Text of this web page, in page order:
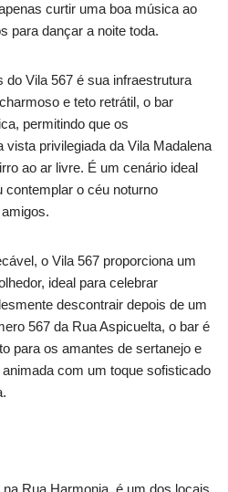
curtir uma boa música ao
para dançar a noite toda.
Vila 567 é sua infraestrutura
e teto retrátil, o bar
permitindo que os
vista privilegiada da Vila Madalena
ao ar livre. É um cenário ideal
contemplar o céu noturno
o Vila 567 proporciona um
ideal para celebrar
descontrair depois de um
567 da Rua Aspicuelta, o bar é
para os amantes de sertanejo e
com um toque sofisticado